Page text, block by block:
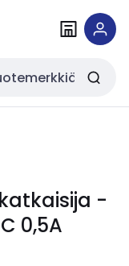
-
0,5A